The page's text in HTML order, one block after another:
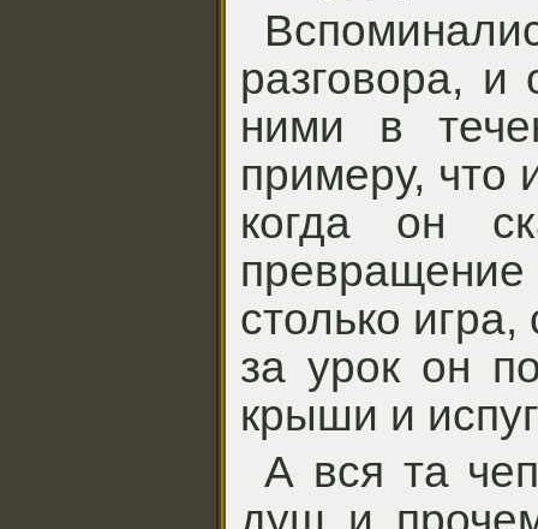
разговора,
ними в
примеру, что
когда он
столько
за урок он
крыши и
А вся та